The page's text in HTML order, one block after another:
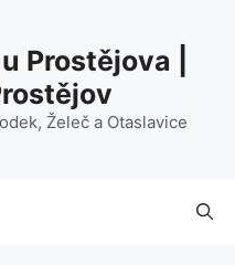
Prostějova |
Želeč a Otaslavice